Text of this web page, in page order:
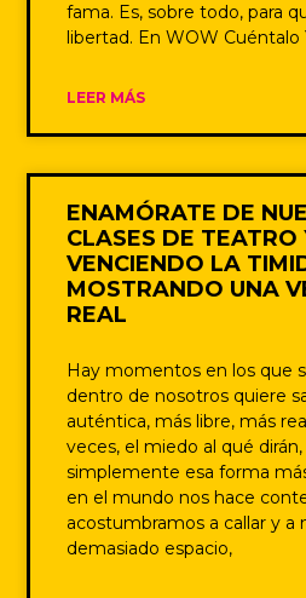
fama. Es, sobre todo, para
libertad. En WOW Cuéntalo
LEER MÁS
ENAMÓRATE DE
CLASES DE TEATRO
VENCIENDO LA
MOSTRANDO UNA
REAL
Hay momentos en los que
dentro de nosotros quiere
auténtica, más libre, más
veces, el miedo al qué
simplemente esa forma
en el mundo nos hace
acostumbramos a callar y a
demasiado espacio,